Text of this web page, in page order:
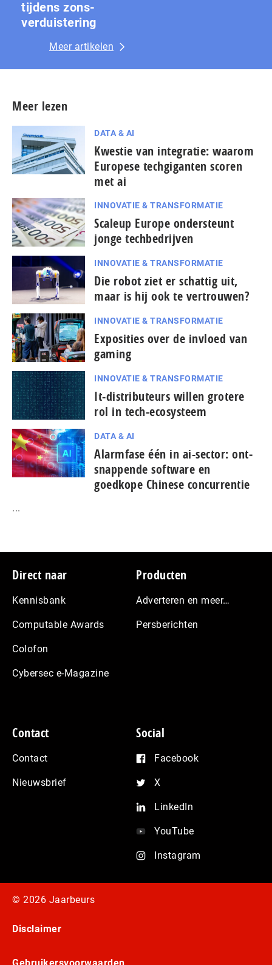
tijdens zons­
ver­duis­te­ring
Meer artikelen
Meer lezen
DATA & AI
Kwestie van integratie: waarom
Europese techgiganten scoren
met ai
INNOVATIE & TRANSFORMATIE
Scaleup Europe ondersteunt
jonge techbedrijven
INNOVATIE & TRANSFORMATIE
Die robot ziet er schattig uit,
maar is hij ook te vertrouwen?
INNOVATIE & TRANSFORMATIE
Exposities over de invloed van
gaming
INNOVATIE & TRANSFORMATIE
It-dis­tri­bu­teurs willen grotere
rol in tech-ecosysteem
DATA & AI
Alarmfase één in ai-sector: ont­
snap­pen­de software en
goedkope Chinese con­cur­ren­tie
...
Footer
Direct naar
Kennisbank
Computable Awards
Colofon
Cybersec e-Magazine
Producten
Adverteren en meer…
Persberichten
Contact
Contact
Nieuwsbrief
Social
Facebook
X
LinkedIn
YouTube
Instagram
© 2026 Jaarbeurs
Disclaimer